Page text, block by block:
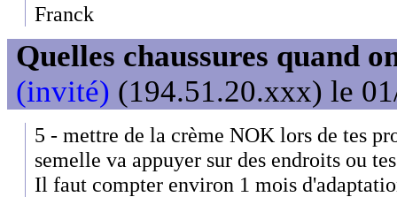
Franck
Quelles chaussures quand
(invité) (194.51.20.xxx) le
5 - mettre de la crème NOK lors de tes
semelle va appuyer sur des endroits ou
Il faut compter environ 1 mois